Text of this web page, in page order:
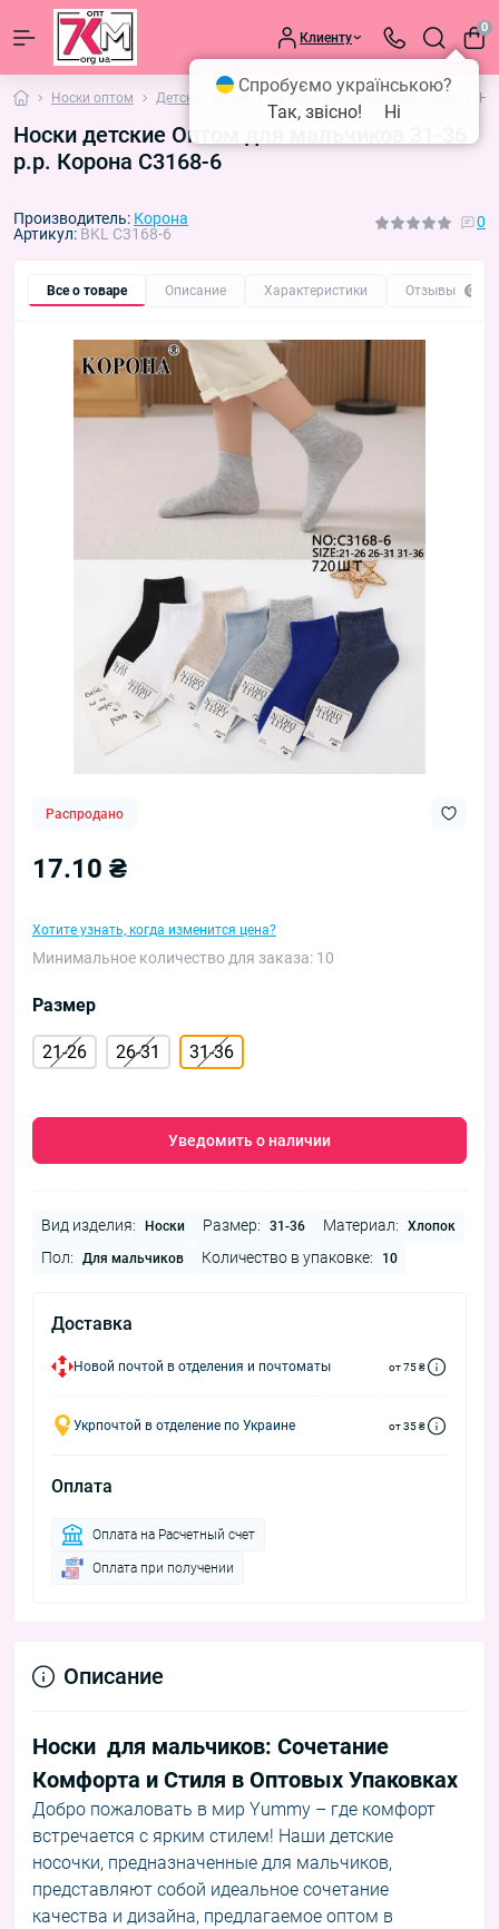
Клиенту
0
Носки оптом Детские носки Детские демисезонные носки
Носки детские Оптом для мальчиков 31-36
р.р. Корона C3168-6
Производитель: Корона
Артикул: BKL C3168-6
0
Все о товаре Описание Характеристики Отзывы 0
Распродано
17.10 ₴
Хотите узнать, когда изменится цена?
Минимальное количество для заказа: 10
Размер
21-26 26-31 31-36
Уведомить о наличии
Вид изделия: Носки Размер: 31-36 Материал: Хлопок
Пол: Для мальчиков Количество в упаковке: 10
Доставка
Новой почтой в отделения и почтоматы от 75 ₴
Укрпочтой в отделение по Украине от 35 ₴
Оплата
Оплата на Расчетный счет
Оплата при получении
Описание
Носки для мальчиков: Сочетание
Комфорта и Стиля в Оптовых Упаковках
Добро пожаловать в мир Yummy – где комфорт
встречается с ярким стилем! Наши детские
носочки, предназначенные для мальчиков,
представляют собой идеальное сочетание
качества и дизайна, предлагаемое оптом в
Спробуємо українською?
Так, звісно!
Ні